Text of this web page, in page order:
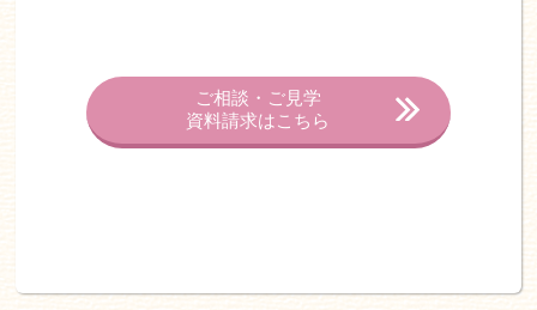
ご相談・ご見学
資料請求はこちら